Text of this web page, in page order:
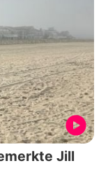
Jill